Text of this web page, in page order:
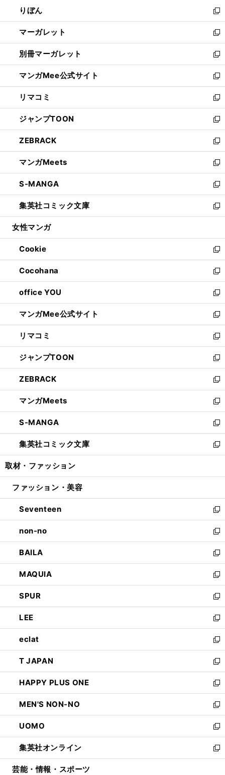
く
で
開
く
ド
ウ
で
開
く
ィ
ン
ド
ウ
で
開
く
りぼん
新
し
い
ウ
ィ
ン
ド
ウ
で
開
く
マーガレット
新
し
い
ウ
ィ
ン
ド
ウ
で
開
く
別冊マーガレット
新
し
い
ウ
ィ
ン
ド
ウ
で
開
く
マンガMee公式サイト
新
し
い
ウ
ィ
ン
ド
ウ
で
開
く
リマコミ
新
し
い
ウ
ィ
ン
ド
ウ
で
開
く
ジャンプTOON
新
し
い
ウ
ィ
ン
ド
ウ
で
開
ZEBRACK
新
し
い
ウ
ィ
ン
ド
ウ
開
く
マンガMeets
新
し
い
ウ
ィ
ン
ウ
で
開
く
S-MANGA
新
し
い
ウ
ン
ド
ウ
で
開
く
集英社コミック文庫
新
し
ウ
ィ
ン
ド
ウ
で
開
く
女性マンガ
Cookie
新
し
い
ウ
ィ
ン
ド
ウ
で
開
く
Cocohana
新
し
い
ウ
ィ
ン
ド
ウ
で
開
く
office YOU
新
し
い
ウ
ィ
ン
ド
ウ
で
開
く
マンガMee公式サイト
新
し
い
ウ
ィ
ン
ド
ウ
で
開
く
リマコミ
新
し
い
ウ
ィ
ン
ド
ウ
で
開
く
ジャンプTOON
新
し
い
ウ
ィ
ン
ド
ウ
で
開
ZEBRACK
新
し
い
ウ
ィ
ン
ド
ウ
開
マンガMeets
新
し
い
ウ
ィ
ン
ウ
開
く
S-MANGA
新
し
い
ウ
ン
ウ
で
開
く
集英社コミック文庫
新
し
ウ
ン
ド
ウ
で
開
く
取材・ファッション
ファッション・美容
Seventeen
新
し
い
ウ
ィ
ン
ド
ウ
で
開
く
non-no
新
し
い
ウ
ィ
ン
ド
ウ
で
開
く
BAILA
新
し
い
ウ
ィ
ン
ド
ウ
で
開
く
MAQUIA
新
し
い
ウ
ィ
ン
ド
ウ
で
開
く
SPUR
新
し
い
ウ
ィ
ン
ド
ウ
で
開
く
LEE
新
し
い
ウ
ィ
ン
ド
ウ
で
開
く
eclat
新
し
い
ウ
ィ
ン
ド
ウ
で
開
く
T JAPAN
新
し
い
ウ
ィ
ン
ド
ウ
で
開
HAPPY PLUS ONE
新
し
い
ウ
ィ
ン
ド
ウ
MEN'S NON-NO
新
し
い
ウ
ィ
ン
UOMO
新
し
い
ウ
集英社オンライン
新
し
芸能・情報・スポーツ